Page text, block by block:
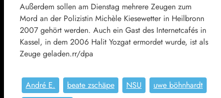
Außerdem sollen am Dienstag mehrere Zeugen zum
Mord an der Polizistin Michèle Kiesewetter in Heilbronn
2007 gehört werden. Auch ein Gast des Internetcafés in
Kassel, in dem 2006 Halit Yozgat ermordet wurde, ist als
Zeuge geladen.rr/dpa
André E. beate zschäpe NSU
uwe böhnhardt